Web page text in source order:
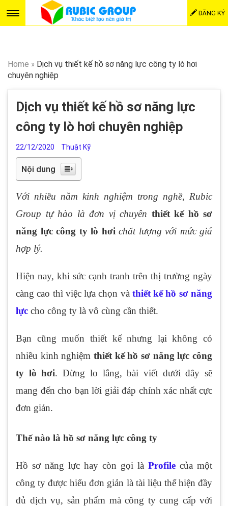
ĐĂNG KÝ
Home » Dịch vụ thiết kế hồ sơ năng lực công ty lò hơi
chuyên nghiệp
Dịch vụ thiết kế hồ sơ năng lực
công ty lò hơi chuyên nghiệp
22/12/2020 Thuật Kỹ
Nội dung
Với nhiều năm kinh nghiệm trong nghề, Rubic
Group tự hào là đơn vị chuyên thiết kế hồ sơ
năng lực công ty lò hơi chất lượng với mức giá
hợp lý.
Hiện nay, khi sức cạnh tranh trên thị trường ngày
càng cao thì việc lựa chọn và thiết kế hồ sơ năng
lực cho công ty là vô cùng cần thiết.
Bạn cũng muốn thiết kế nhưng lại không có
nhiều kinh nghiệm thiết kế hồ sơ năng lực công
ty lò hơi. Đừng lo lắng, bài viết dưới đây sẽ
mang đến cho bạn lời giải đáp chính xác nhất cực
đơn giản.
Thế nào là hồ sơ năng lực công ty
Hồ sơ năng lực hay còn gọi là Profile của một
công ty được hiểu đơn giản là tài liệu thể hiện đầy
đủ dịch vụ, sản phẩm mà công ty cung cấp với